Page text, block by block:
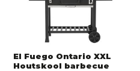
El Fuego Ontario XXL
Houtskool barbecue